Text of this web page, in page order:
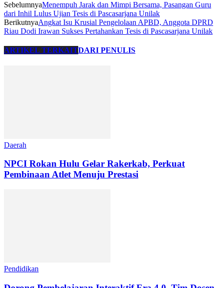
SebelumnyaMenempuh Jarak dan Mimpi Bersama, Pasangan Guru
dari Inhil Lulus Ujian Tesis di Pascasarjana Unilak
BerikutnyaAngkat Isu Krusial Pengelolaan APBD, Anggota DPRD
Riau Dodi Irawan Sukses Pertahankan Tesis di Pascasarjana Unilak
ARTIKEL TERKAITDARI PENULIS
Daerah
NPCI Rokan Hulu Gelar Rakerkab, Perkuat
Pembinaan Atlet Menuju Prestasi
Pendidikan